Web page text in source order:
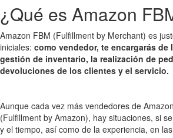
¿Qué es Amazon
Amazon FBM (Fulfillment by Merchant) es
iniciales: como vendedor, te encargarás de
gestión de inventario, la realización de
devoluciones de los clientes y el servicio.
Aunque cada vez más vendedores de
(Fulfillment by Amazon), hay situaciones, si
y el tiempo, así como de la experiencia, en